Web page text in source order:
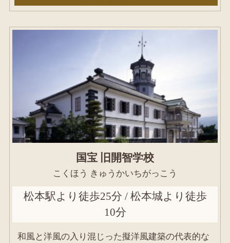
国宝 旧開智学校
こくほう きゅうかいちがっこう
松本駅より徒歩25分 / 松本城より徒歩
10分
和風と洋風の入り混じった擬洋風建築の代表的な